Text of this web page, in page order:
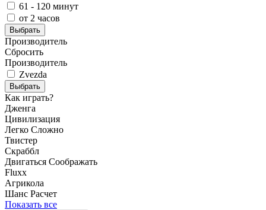
61 - 120 минут
от 2 часов
Выбрать
Производитель
Сбросить
Производитель
Zvezda
Выбрать
Как играть?
Дженга
Цивилизация
Легко Сложно
Твистер
Скраббл
Двигаться Соображать
Fluxx
Агрикола
Шанс Расчет
Показать все